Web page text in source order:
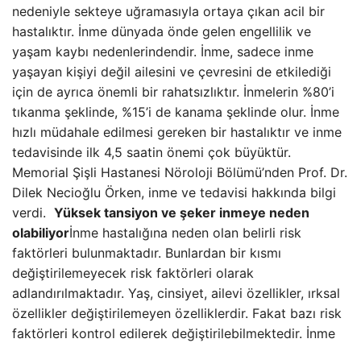
nedeniyle sekteye uğramasıyla ortaya çıkan acil bir
hastalıktır. İnme dünyada önde gelen engellilik ve
yaşam kaybı nedenlerindendir. İnme, sadece inme
yaşayan kişiyi değil ailesini ve çevresini de etkilediği
için de ayrıca önemli bir rahatsızlıktır. İnmelerin %80’i
tıkanma şeklinde, %15’i de kanama şeklinde olur. İnme
hızlı müdahale edilmesi gereken bir hastalıktır ve inme
tedavisinde ilk 4,5 saatin önemi çok büyüktür.
Memorial Şişli Hastanesi Nöroloji Bölümü’nden Prof. Dr.
Dilek Necioğlu Örken, inme ve tedavisi hakkında bilgi
verdi. Yüksek tansiyon ve şeker inmeye neden
olabiliyorİnme hastalığına neden olan belirli risk
faktörleri bulunmaktadır. Bunlardan bir kısmı
değiştirilemeyecek risk faktörleri olarak
adlandırılmaktadır. Yaş, cinsiyet, ailevi özellikler, ırksal
özellikler değiştirilemeyen özelliklerdir. Fakat bazı risk
faktörleri kontrol edilerek değiştirilebilmektedir. İnme